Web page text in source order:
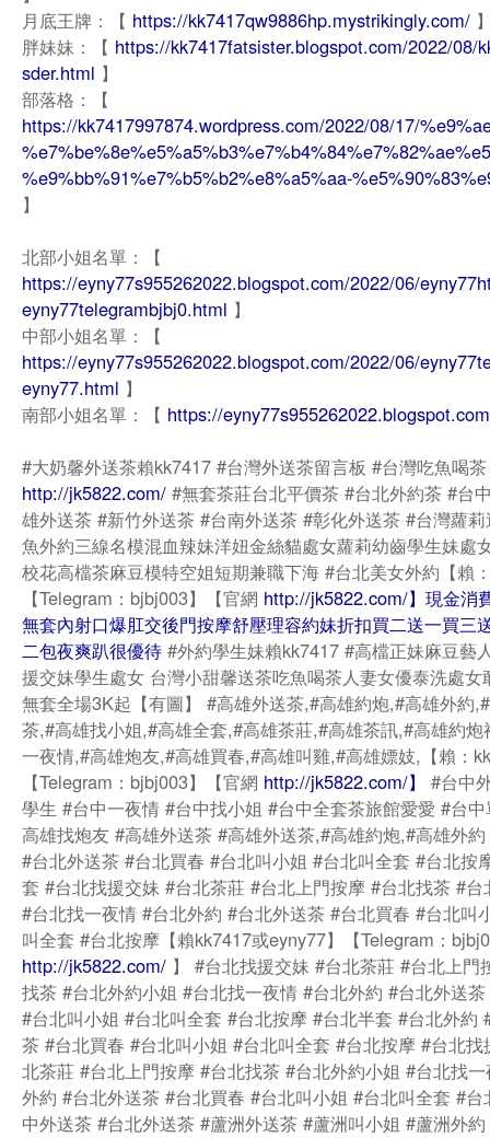
月底王牌：【 https://kk7417qw9886hp.mystrikingly.com/
胖妹妹：【 https://kk7417fatsister.blogspot.com/2022/08/
sder.html 】
部落格：【
https://kk7417997874.wordpress.com/2022/08/17/
%e9%bb%91%e7%b5%b2%e8%a5%aa-
】
北部小姐名單：【
https://eyny77s955262022.blogspot.com/2022/06/
eyny77telegrambjbj0.html 】
中部小姐名單：【
https://eyny77s955262022.blogspot.com/2022/06/
eyny77.html 】
南部小姐名單：【 https://
#大奶馨外送茶賴kk7417 #台灣外送茶留言板 #台灣吃魚喝
http://jk5822.com/ #無套茶莊台北平價茶 #台北外約茶 #台
雄外送茶 #新竹外送茶 #台南外送茶 #彰化外送茶 #台灣蘿
魚外約三線名模混血辣妹洋妞金絲貓處女蘿莉幼齒學生妹處
校花高檔茶麻豆模特空姐短期兼職下海 #台北美女外約【賴
【Telegram：bjbj003】【官網 http://jk5822.com/】現金消
無套內射口爆肛交後門按摩舒壓理容約妹折扣買二送一買三
二包夜爽趴很優待 #外約學生妹賴kk7417 #高檔正妹麻豆藝
援交妹學生處女 台灣小甜馨送茶吃魚喝茶人妻女優泰洗處女
無套全場3K起【有圖】 #高雄外送茶,#高雄約炮,#高雄外約
茶,#高雄找小姐,#高雄全套,#高雄茶莊,#高雄茶訊,#高雄約炮
一夜情,#高雄炮友,#高雄買春,#高雄叫雞,#高雄嫖妓,【賴：
【Telegram：bjbj003】【官網 http://jk5822.com/】
#台中
學生 #台中一夜情 #台中找小姐 #台中全套茶旅館愛愛 #台
高雄找炮友 #高雄外送茶 #高雄外送茶,#高雄約炮,#高雄外
#台北外送茶 #台北買春 #台北叫小姐 #台北叫全套 #台北按
套 #台北找援交妹 #台北茶莊 #台北上門按摩 #台北找茶 #台
#台北找一夜情 #台北外約 #台北外送茶 #台北買春 #台北叫
叫全套 #台北按摩【賴kk7417或eyny77】【Telegram：
http://jk5822.com/ 】 #台北找援交妹 #台北茶莊 #台北上門
找茶 #台北外約小姐 #台北找一夜情 #台北外約 #台北外送
#台北叫小姐 #台北叫全套 #台北按摩 #台北半套 #台北外約
茶 #台北買春 #台北叫小姐 #台北叫全套 #台北按摩 #台北找
北茶莊 #台北上門按摩 #台北找茶 #台北外約小姐 #台北找
外約 #台北外送茶 #台北買春 #台北叫小姐 #台北叫全套 #台
中外送茶 #台北外送茶 #蘆洲外送茶 #蘆洲叫小姐 #蘆洲外